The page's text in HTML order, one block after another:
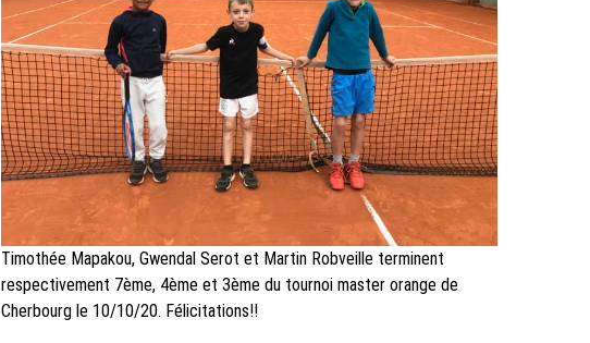
Timothée Mapakou, Gwendal Serot et Martin Robveille terminent
respectivement 7ème, 4ème et 3ème du tournoi master orange de
Cherbourg le 10/10/20. Félicitations!!